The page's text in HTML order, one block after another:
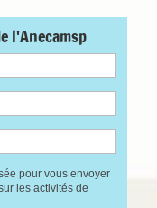
l'Anecamsp
pour vous envoyer
les activités de